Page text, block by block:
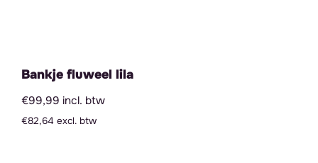
Bankje fluweel lila
€99,99 incl. btw
€82,64 excl. btw